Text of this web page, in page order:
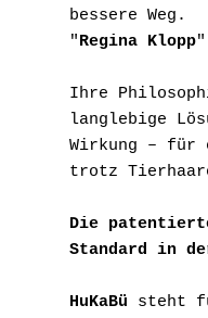
bessere Weg.
"Regina Klopp"
Ihre
langlebige
Wirkung – für
trotz
Die
Standard in
HuKaBü steht